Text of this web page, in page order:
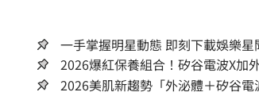
一手掌握明星動態 即刻下載
2026爆紅保養組合！矽谷電波X加
2026美肌新趨勢「外泌體＋矽谷電